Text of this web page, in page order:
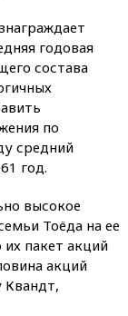
годовая
состава
по
средний
год.
высокое
Тоёда на ее
их пакет акций
акций
Квандт,